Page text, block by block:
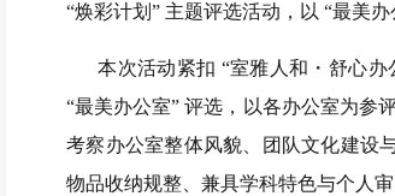
“焕彩计划” 主题评选活动，以 “最美
本次活动紧扣 “室雅人和・舒心办
“最美办公室” 评选，以各办公室为参
考察办公室整体风貌、团队文化建设
物品收纳规整、兼具学科特色与个人